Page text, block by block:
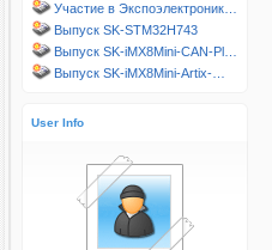
Участие в Экспоэлектроник…
Выпуск SK-STM32H743
Выпуск SK-iMX8Mini-CAN-Pl…
Выпуск SK-iMX8Mini-Artix-…
User Info